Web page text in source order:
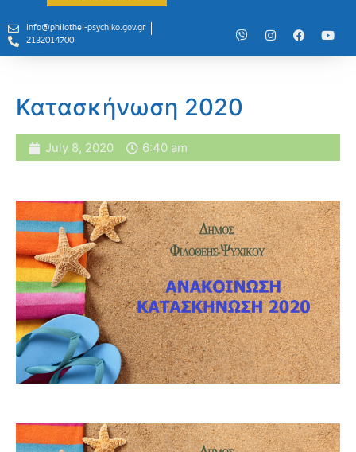
info@philothei-psychiko.gov.gr
2132014700
Κατασκήνωση 2020
July 8, 2020 6:40 am